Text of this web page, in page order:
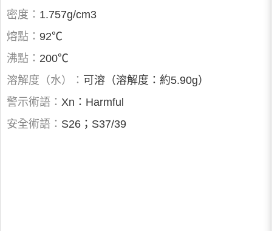
密度： 1.757g/cm3
熔點： 92℃
沸點： 200℃
溶解度（水）： 可溶（溶解度：約5.90g）
警示術語： Xn：Harmful
安全術語： S26；S37/39